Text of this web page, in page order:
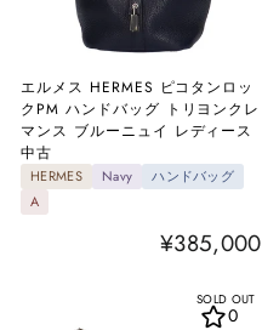
エルメス HERMES ピコタンロッ
クPM ハンドバッグ トリヨンクレ
マンス ブルーニュイ レディース
中古
HERMES Navy
ハンドバッグ
A
¥385,000
SOLD OUT
0